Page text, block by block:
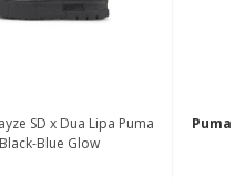
SD x Dua Lipa Puma
Blue Glow
Puma